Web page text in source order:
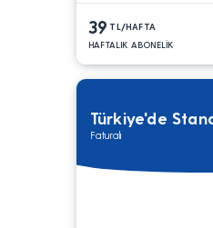
39 TL/HAFTA
HAFTALIK ABONELİK
Faturalı